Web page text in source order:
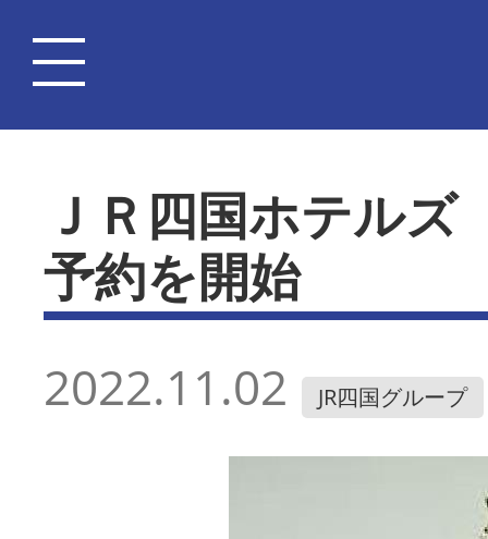
ＪＲ四国ホテル
予約を開始
2022.11.02 JR四国グループ